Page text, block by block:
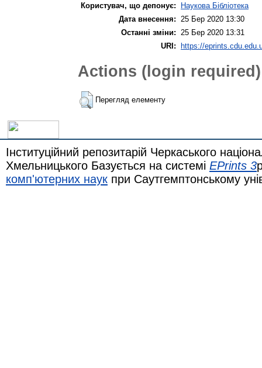
Користувач, що депонує:
Наукова Бібліотека
Дата внесення:
25 Бер 2020 13:30
Останні зміни:
25 Бер 2020 13:31
URI: https://
Actions (login required)
Перегляд елементу
Інституційний репозитарій Черкаського
Хмельницького Базується на системі EPrints 3
комп'ютерних наук при Саутгемптонському